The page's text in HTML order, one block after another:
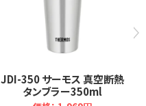
JDI-350 サーモス 真空断熱
タンブラー350ml